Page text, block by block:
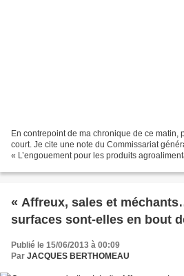
En contrepoint de ma chronique de ce matin,
court. Je cite une note du Commissariat
« L’engouement pour les produits
« Affreux, sales et
surfaces sont-elles en bout
Publié le 15/06/2013 à 00:09
Par JACQUES BERTHOMEAU